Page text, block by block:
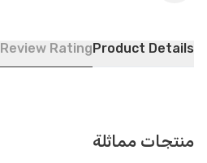
Product Details
Review Rating
منتجات مماثلة